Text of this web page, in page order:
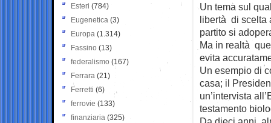
Un tema sul
libertà di scelta
partito si
Ma in realtà
evita
Un esempio di
casa; il
un’intervista
testamento
Esteri (784)
Eugenetica (3)
Europa (1.314)
Fassino (13)
federalismo (167)
Ferrara (21)
Ferretti (6)
ferrovie (133)
finanziaria (325)